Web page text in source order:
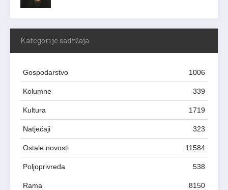
Kategorije sadržaja
Gospodarstvo 1006
Kolumne 339
Kultura 1719
Natječaji 323
Ostale novosti 11584
Poljoprivreda 538
Rama 8150